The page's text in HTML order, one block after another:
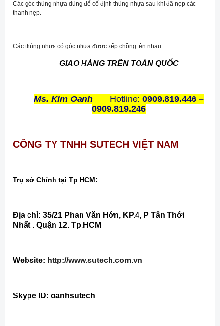
Các góc thùng nhựa dùng để cố định thùng nhựa sau khi đã nẹp các
thanh nẹp.
Các thùng nhựa có góc nhựa được xếp chồng lên nhau .
GIAO HÀNG TRÊN TOÀN QUỐC
Ms. Kim Oanh Hotline: 0909.819.446 –
0909.819.246
CÔNG TY TNHH SUTECH VIỆT NAM
Trụ sở Chính tại Tp HCM:
Địa chỉ: 35/21 Phan Văn Hớn, KP.4, P Tân Thới
Nhất , Quận 12, Tp.HCM
Website: http://www.sutech.com.vn
Skype ID: oanhsutech